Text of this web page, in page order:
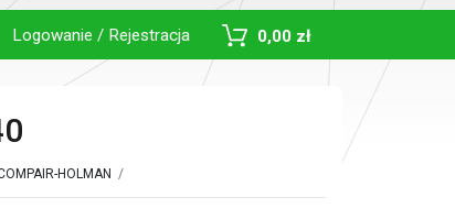
Logowanie / Rejestracja 0,00 zł
Toggle Dropdown
HOLMAN /